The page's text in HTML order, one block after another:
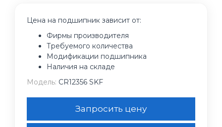
Цена на подшипник зависит от:
Фирмы производителя
Требуемого количества
Модификации подшипника
Наличия на складе
Модель: CR12356 SKF
Запросить цену